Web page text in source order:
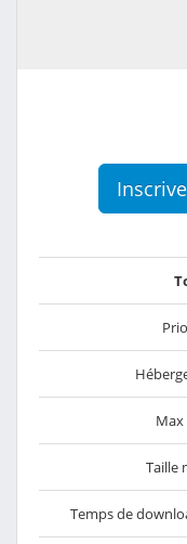
Taille
Temps de